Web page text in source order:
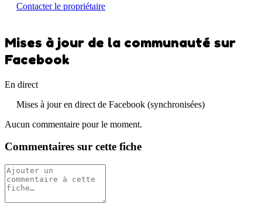
Contacter le propriétaire
Mises à jour de la communauté sur
Facebook
En direct
Mises à jour en direct de Facebook (synchronisées)
Aucun commentaire pour le moment.
Commentaires sur cette fiche